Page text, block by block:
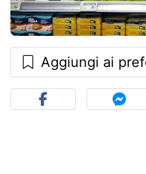
Aggiungi ai